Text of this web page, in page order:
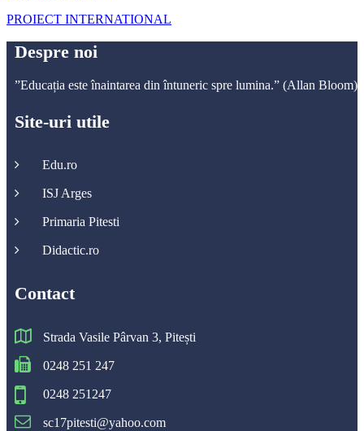
PROIECT INTERNATIONAL
Despre noi
”Educația este înaintarea din întuneric spre lumina.” (Allan Bloom)
Site-uri utile
Edu.ro
ISJ Arges
Primaria Pitesti
Didactic.ro
Contact
Strada Vasile Pârvan 3, Pitești
0248 251 247
0248 251247
sc17pitesti@yahoo.com